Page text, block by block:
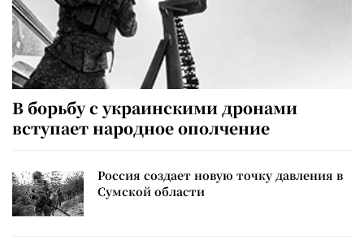
В борьбу с украинскими дронами
вступает народное ополчение
Россия создает новую точку давления в
Сумской области